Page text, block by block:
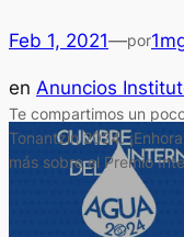
Feb 1, 2021—por
en Anuncios
Te compartimos un
Tonantzin 2024.
más sobre el Premio